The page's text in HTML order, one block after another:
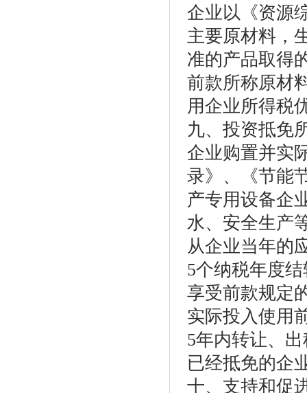
企业以《资源
主要原材料，
准的产品取得
前款所称原材
用企业所得税
九、投资抵免
企业购置并实
录》、《节能
产专用设备企
水、安全生产
从企业当年的
5个纳税年度
享受前款规定
实际投入使用
5年内转让、
已经抵免的企
十、支持和促